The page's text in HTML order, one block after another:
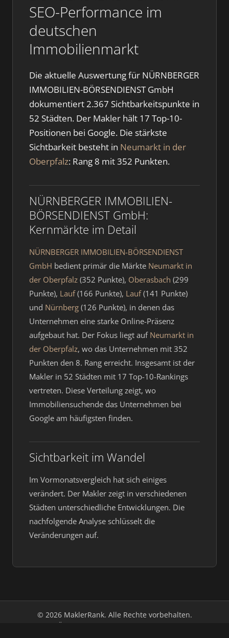
SEO-Performance im
deutschen
Immobilienmarkt
Die aktuelle Auswertung für NÜRNBERGER
IMMOBILIEN-BÖRSENDIENST GmbH
dokumentiert 2.367 Sichtbarkeitspunkte in
52 Städten. Der Makler hält 17 Top-10-
Positionen bei Google. Die stärkste
Sichtbarkeit besteht in Neumarkt in der
Oberpfalz: Rang 8 mit 352 Punkten.
NÜRNBERGER IMMOBILIEN-
BÖRSENDIENST GmbH:
Kernmärkte im Detail
NÜRNBERGER IMMOBILIEN-BÖRSENDIENST
GmbH bedient primär die Märkte Neumarkt in
der Oberpfalz (352 Punkte), Oberasbach (299
Punkte), Lauf(166 Punkte), Lauf(141 Punkte)
und Nürnberg (126 Punkte), in denen das
Unternehmen eine starke Online-Präsenz
aufgebaut hat. Der Fokus liegt auf Neumarkt in
der Oberpfalz, wo das Unternehmen mit 352
Punkten den 8. Rang erreicht. Insgesamt ist der
Makler in 52 Städten mit 17 Top-10-Rankings
vertreten. Diese Verteilung zeigt, wo
Immobiliensuchende das Unternehmen bei
Google am häufigsten finden.
Sichtbarkeit im Wandel
Im Vormonatsvergleich hat sich einiges
verändert. Der Makler zeigt in verschiedenen
Städten unterschiedliche Entwicklungen. Die
nachfolgende Analyse schlüsselt die
Veränderungen auf.
© 2026 MaklerRank. Alle Rechte vorbehalten.
Über uns